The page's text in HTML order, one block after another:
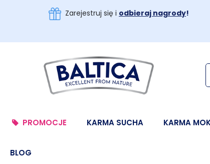
Zarejestruj się i odbieraj nagrody!
PROMOCJE KARMA SUCHA KARMA
BLOG